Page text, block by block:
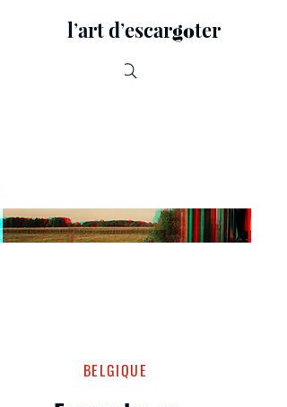
lʼart dʼescargoter
BELGIQUE